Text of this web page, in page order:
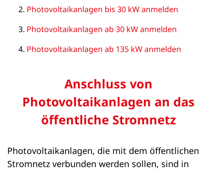
Photovoltaikanlagen bis 30 kW anmelden
Photovoltaikanlagen ab 30 kW anmelden
Photovoltaikanlagen ab 135 kW anmelden
Anschluss von
Photovoltaikanlagen an das
öffentliche Stromnetz
Photovoltaikanlagen, die mit dem öffentlichen
Stromnetz verbunden werden sollen, sind in